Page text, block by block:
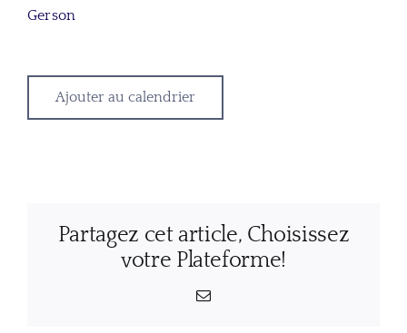
Gerson
Ajouter au calendrier
Partagez cet article, Choisissez
votre Plateforme!
Email